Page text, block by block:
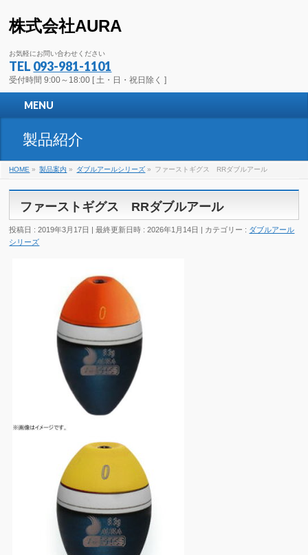
株式会社AURA
お気軽にお問い合わせください
TEL 093-981-1101
受付時間 9:00～18:00 [ 土・日・祝日除く ]
MENU
製品紹介
HOME » 製品案内 » ダブルアールシリーズ » ファーストギグス RRダブルアール
ファーストギグス RRダブルアール
投稿日 : 2019年3月17日 最終更新日時 : 2026年1月14日 カテゴリー : ダブルアール
シリーズ